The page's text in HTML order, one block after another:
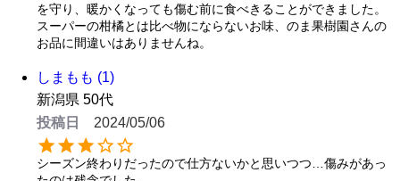
を守り、暖かくなっても傷む前に食べきることができました。
スーパーの柑橘とは比べ物にならないお味、のま果樹園さんの
お品に間違いはありませんね。
しまもも
1
新潟県 50代
投稿日
2024/05/06
シーズン終わりだったので仕方ないかと思いつつ…傷みがあっ